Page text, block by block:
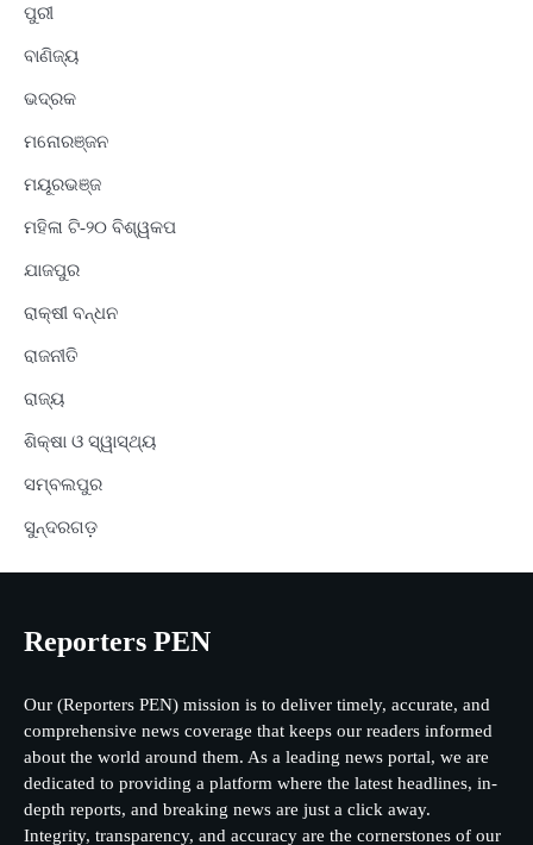
ପୁରୀ
ବାଣିଜ୍ୟ
ଭଦ୍ରକ
ମନୋରଞ୍ଜନ
ମୟୂରଭଞ୍ଜ
ମହିଳା ଟି-୨୦ ବିଶ୍ୱକପ
ଯାଜପୁର
ରାକ୍ଷୀ ବନ୍ଧନ
ରାଜନୀତି
ରାଜ୍ୟ
ଶିକ୍ଷା ଓ ସ୍ୱାସ୍ଥ୍ୟ
ସମ୍ବଲପୁର
ସୁନ୍ଦରଗଡ଼
Reporters PEN
Our (Reporters PEN) mission is to deliver timely, accurate, and
comprehensive news coverage that keeps our readers informed
about the world around them. As a leading news portal, we are
dedicated to providing a platform where the latest headlines, in-
depth reports, and breaking news are just a click away.
Integrity, transparency, and accuracy are the cornerstones of our